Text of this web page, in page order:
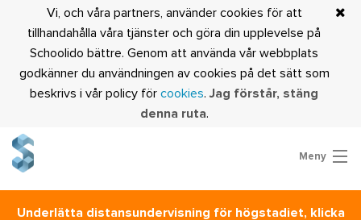
Vi, och våra partners, använder cookies för att
tillhandahålla våra tjänster och göra din upplevelse på
Schoolido bättre. Genom att använda vår webbplats
godkänner du användningen av cookies på det sätt som
beskrivs i vår policy för cookies. Jag förstår, stäng
denna ruta.
Meny
Underlätta distansundervisning för högstadiet, klicka